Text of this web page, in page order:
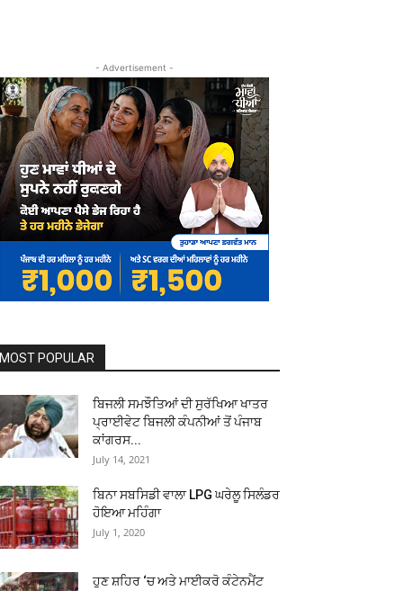
- Advertisement -
MOST POPULAR
ਬਿਜਲੀ ਸਮਝੌਤਿਆਂ ਦੀ ਸੁਰੱਖਿਆ ਖਾਤਰ
ਪ੍ਰਾਈਵੇਟ ਬਿਜਲੀ ਕੰਪਨੀਆਂ ਤੋਂ ਪੰਜਾਬ
ਕਾਂਗਰਸ...
July 14, 2021
ਬਿਨਾ ਸਬਸਿਡੀ ਵਾਲਾ LPG ਘਰੇਲੂ ਸਿਲੰਡਰ
ਹੋਇਆ ਮਹਿੰਗਾ
July 1, 2020
ਹੁਣ ਸ਼ਹਿਰ ‘ਚ ਅਤੇ ਮਾਈਕਰੋ ਕੰਟੇਨਮੈਂਟ